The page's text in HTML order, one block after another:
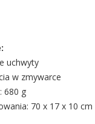
uchwyty
w zmywarce
680 g
70 x 17 x 10 cm